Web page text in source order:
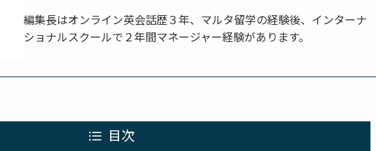
編集長はオンライン英会話歴３年、マルタ留学の経験後、インターナ
ショナルスクールで２年間マネージャー経験があります。
目次